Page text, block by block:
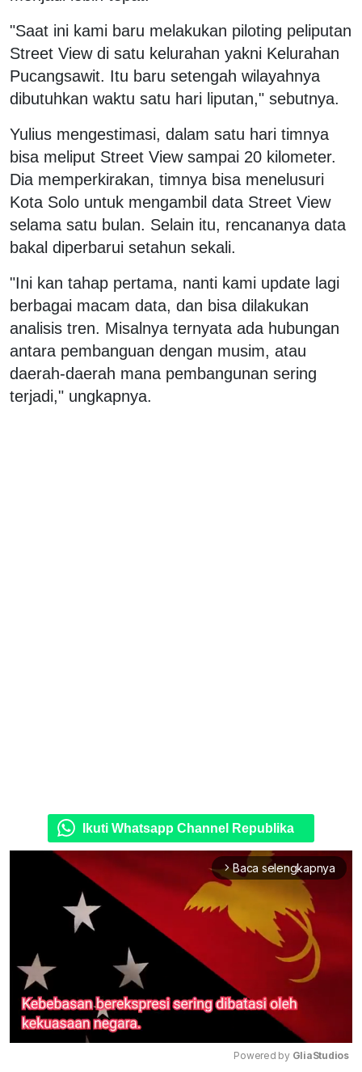
"Saat ini kami baru melakukan piloting peliputan
Street View di satu kelurahan yakni Kelurahan
Pucangsawit. Itu baru setengah wilayahnya
dibutuhkan waktu satu hari liputan," sebutnya.
Yulius mengestimasi, dalam satu hari timnya
bisa meliput Street View sampai 20 kilometer.
Dia memperkirakan, timnya bisa menelusuri
Kota Solo untuk mengambil data Street View
selama satu bulan. Selain itu, rencananya data
bakal diperbarui setahun sekali.
"Ini kan tahap pertama, nanti kami update lagi
berbagai macam data, dan bisa dilakukan
analisis tren. Misalnya ternyata ada hubungan
antara pembanguan dengan musim, atau
daerah-daerah mana pembangunan sering
terjadi," ungkapnya.
Ikuti Whatsapp Channel Republika
arrow_forward_ios Baca selengkapnya
Powered by GliaStudios